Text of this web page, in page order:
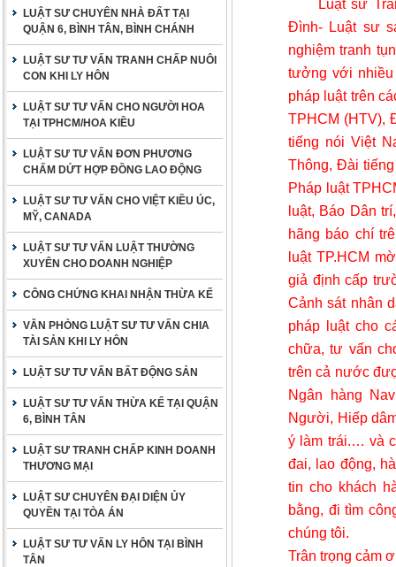
LUẬT SƯ CHUYÊN NHÀ ĐẤT TẠI
QUẬN 6, BÌNH TÂN, BÌNH CHÁNH
LUẬT SƯ TƯ VẤN TRANH CHẤP NUÔI
CON KHI LY HÔN
LUẬT SƯ TƯ VẤN CHO NGƯỜI HOA
TẠI TPHCM/HOA KIỀU
LUẬT SƯ TƯ VẤN ĐƠN PHƯƠNG
CHẤM DỨT HỢP ĐỒNG LAO ĐỘNG
LUẬT SƯ TƯ VẤN CHO VIỆT KIỀU ÚC,
MỸ, CANADA
LUẬT SƯ TƯ VẤN LUẬT THƯỜNG
XUYÊN CHO DOANH NGHIỆP
CÔNG CHỨNG KHAI NHẬN THỪA KẾ
VĂN PHÒNG LUẬT SƯ TƯ VẤN CHIA
TÀI SẢN KHI LY HÔN
LUẬT SƯ TƯ VẤN BẤT ĐỘNG SẢN
LUẬT SƯ TƯ VẤN THỪA KẾ TẠI QUẬN
6, BÌNH TÂN
LUẬT SƯ TRANH CHẤP KINH DOANH
THƯƠNG MẠI
LUẬT SƯ CHUYÊN ĐẠI DIỆN ỦY
QUYỀN TẠI TÒA ÁN
LUẬT SƯ TƯ VẤN LY HÔN TẠI BÌNH
TÂN
Luật sư
Đình- Luật sư
nghiệm tranh
tưởng với nhiều
pháp luật trên
TPHCM (HTV),
tiếng nói Việt
Thông, Đài
Pháp luật
luật, Báo Dân
hãng báo chí
luật TP.HCM
giả định cấp
Cảnh sát nhân
pháp luật cho
chữa, tư vấn
trên cả nước
Ngân hàng
Người, Hiếp
ý làm trái.… và
đai, lao động,
tin cho khách
bằng, đi tìm
chúng tôi.
Trân trọng cảm